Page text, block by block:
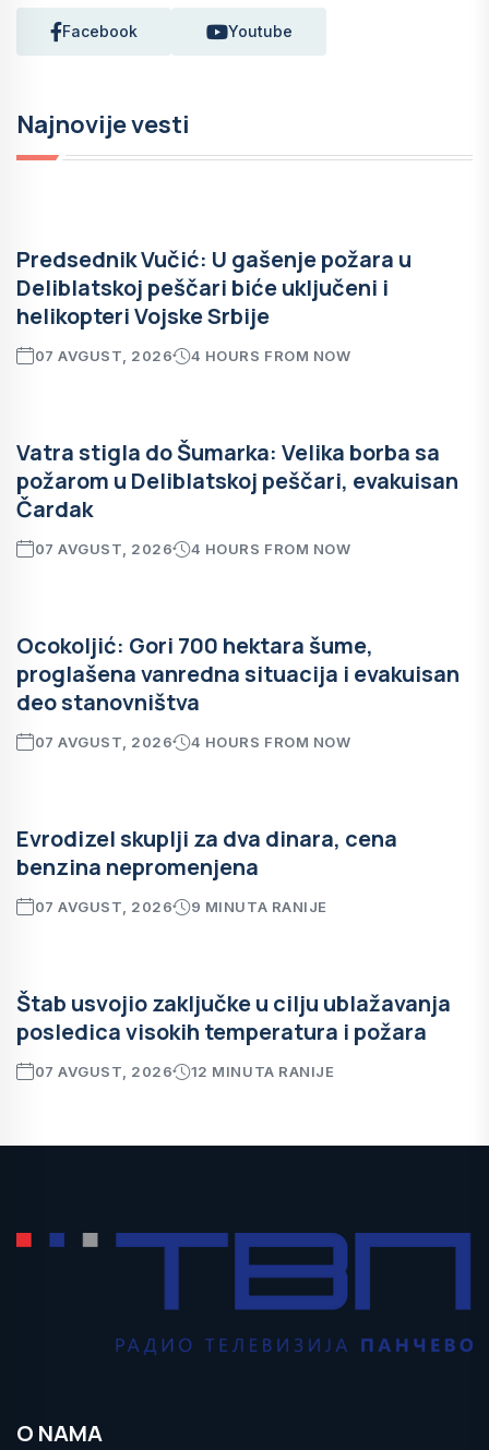
Facebook Youtube
Najnovije vesti
Predsednik Vučić: U gašenje požara u
Deliblatskoj peščari biće uključeni i
helikopteri Vojske Srbije
07 AVGUST, 2026 4 HOURS FROM NOW
Vatra stigla do Šumarka: Velika borba sa
požarom u Deliblatskoj peščari, evakuisan
Čardak
07 AVGUST, 2026 4 HOURS FROM NOW
Ocokoljić: Gori 700 hektara šume,
proglašena vanredna situacija i evakuisan
deo stanovništva
07 AVGUST, 2026 4 HOURS FROM NOW
Evrodizel skuplji za dva dinara, cena
benzina nepromenjena
07 AVGUST, 2026 9 MINUTA RANIJE
Štab usvojio zaključke u cilju ublažavanja
posledica visokih temperatura i požara
07 AVGUST, 2026 12 MINUTA RANIJE
O NAMA